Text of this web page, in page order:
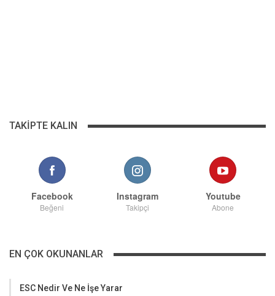
TAKIPTE KALIN
Facebook
Beğeni
Instagram
Takipçi
Youtube
Abone
EN ÇOK OKUNANLAR
ESC Nedir Ve Ne İşe Yarar